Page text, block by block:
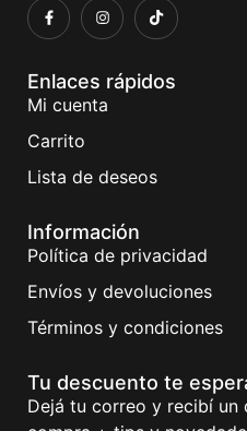
Enlaces rápidos
Mi cuenta
Carrito
Lista de deseos
Información
Política de privacidad
Envíos y devoluciones
Términos y condiciones
Tu descuento te
Dejá tu correo y recibí un